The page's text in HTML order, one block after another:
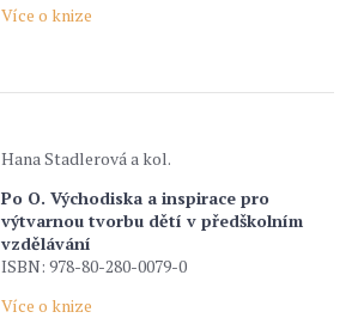
Více o knize
Hana Stadlerová a kol.
Po O. Východiska a inspirace pro
výtvarnou tvorbu dětí v předškolním
vzdělávání
ISBN: 978-80-280-0079-0
Více o knize